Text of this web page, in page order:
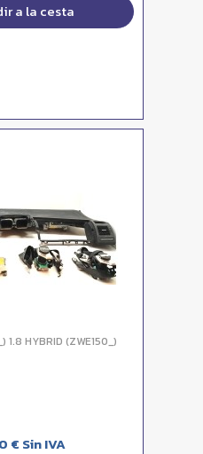
a la cesta
1.8 HYBRID (ZWE150_)
€ Sin IVA